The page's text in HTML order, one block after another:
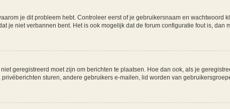
je dit probleem hebt. Controleer eerst of je gebruikersnaam en wachtwoord
je niet verbannen bent. Het is ook mogelijk dat de forum configuratie fout is, dan
geregistreerd moet zijn om berichten te plaatsen. Hoe dan ook, als je
sturen, andere gebruikers e-mailen, lid worden van